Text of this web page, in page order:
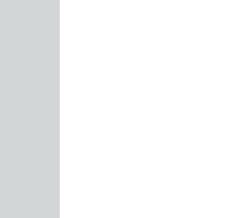
Vermiete doch an